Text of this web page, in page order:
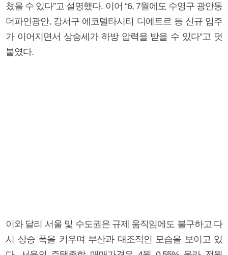
쳤을 수 있다”고 설명했다. 이어 “6, 7월에도 수영구 광안동
더파인광안, 강서구 에코델타시티 디에트르 등 신규 입주
가 이어지면서 상승세가 하방 압력을 받을 수 있다”고 덧
붙였다.
이와 달리 서울 및 수도권은 규제 움직임에도 불구하고 다
시 상승 폭을 키우며 부산과 대조적인 모습을 보이고 있